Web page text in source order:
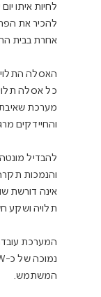
להכיר את
כל אסלה
מערכת שאיבת
להבדיל
אינה דורשת
המשתמש.